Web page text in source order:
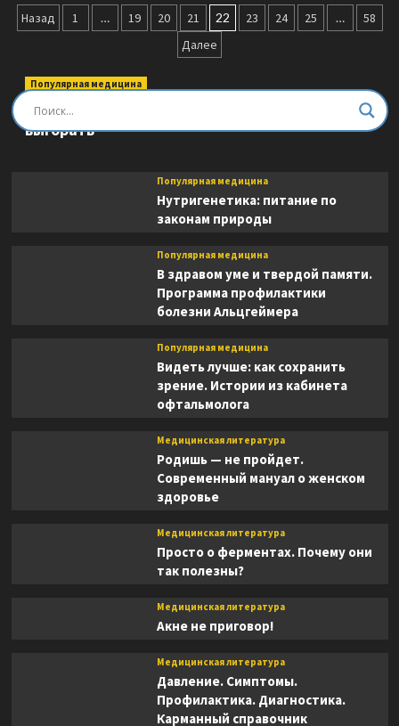
золотого
колодца.
сказки
Пагинация
Назад 1 … 19 20 21 22 23 24 25 …
58
Далее
Популярная медицина
Быть врачом. Как помогать, развиваться и не
выгорать
Популярная медицина
Нутригенетика: питание по
законам природы
Популярная медицина
В здравом уме и твердой памяти.
Программа профилактики
болезни Альцгеймера
Популярная медицина
Видеть лучше: как сохранить
зрение. Истории из кабинета
офтальмолога
Медицинская литература
Родишь — не пройдет.
Современный мануал о женском
здоровье
Медицинская литература
Просто о ферментах. Почему они
так полезны?
Медицинская литература
Акне не приговор!
Медицинская литература
Давление. Симптомы.
Профилактика. Диагностика.
Карманный справочник